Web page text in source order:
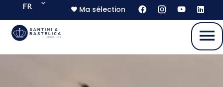
FR Ma sélection